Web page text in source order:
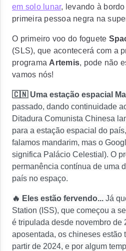
em solo lunar, levando à
primeira pessoa negra na
O primeiro voo do foguete
(SLS), que acontecerá com a
programa Artemis, pode não
vamos nós!
🇨🇳 Uma estação espacial
passado, dando continuidade
Ditadura Comunista Chinesa
para a estação espacial do país,
falamos mandarim, mas o
significa Palácio Celestial). O
permanência contínua de uma
país no espaço.
🔥 Eles estão fervendo... Já
Station (ISS), que começou a
é tripulada desde novembro de
aposentada, os chineses estão
partir de 2024, e por algum